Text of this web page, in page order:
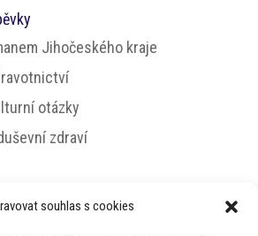
souhlas s cookies
Jihočeského kraje
otázky
zdraví